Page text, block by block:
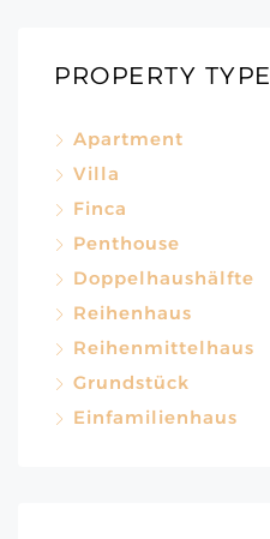
PROPERTY TYPE
Apartment
Villa
Finca
Penthouse
Doppelhaushälfte
Reihenhaus
Reihenmittelhaus
Grundstück
Einfamilienhaus